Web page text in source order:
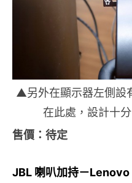
▲另外在顯示器左側設
在此處，設計十
售價：待定
JBL 喇叭加持－